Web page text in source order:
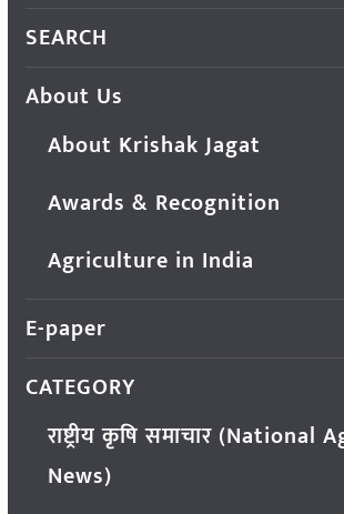
SEARCH
About Us
About Krishak Jagat
Awards & Recognition
Agriculture in India
E-paper
CATEGORY
राष्ट्रीय कृषि समाचार
News)